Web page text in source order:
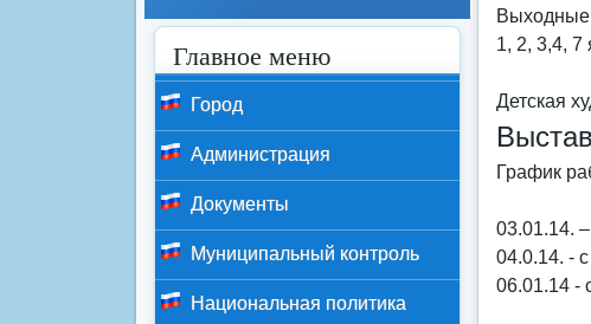
Выходные
1, 2, 3,4, 7
Детская
График
03.01.14.
04.0.14. -
06.01.14 -
Главное меню
Город
Администрация
Документы
Муниципальный контроль
Национальная политика